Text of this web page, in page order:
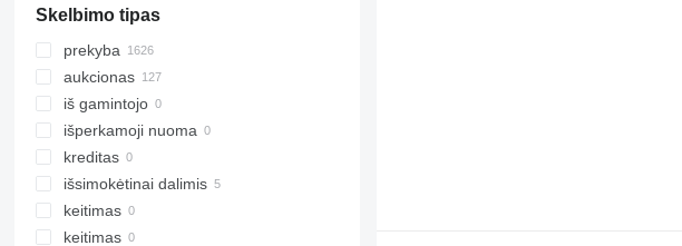
Skelbimo tipas
prekyba
aukcionas
iš gamintojo
išperkamoji nuoma
kreditas
išsimokėtinai dalimis
keitimas
keitimas